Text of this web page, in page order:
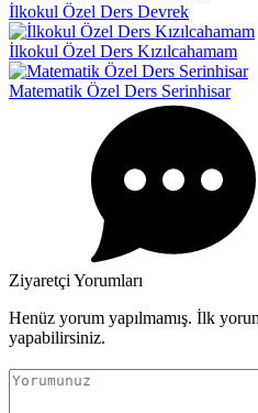
İlkokul Özel Ders Devrek
İlkokul Özel Ders Kızılcahamam
Matematik Özel Ders Serinhisar
Ziyaretçi Yorumları
Henüz yorum yapılmamış. İlk
yapabilirsiniz.